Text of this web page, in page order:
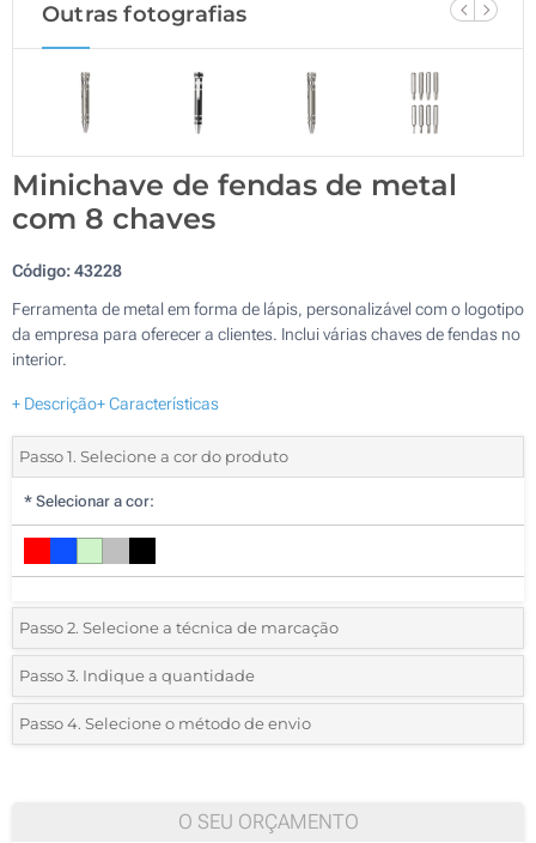
Outras fotografias
Minichave de fendas de metal
com 8 chaves
Código:43228
Ferramenta de metal em forma de lápis, personalizável com o logotipo
da empresa para oferecer a clientes. Inclui várias chaves de fendas no
interior.
+ Descrição+ Características
Passo 1. Selecione a cor do produto
* Selecionar a cor:
Passo 2. Selecione a técnica de marcação
*Selecione o tipo de marcação e as cores do logotipo:
1 Cor (No corpo)
Passo 3. Indique a quantidade
*Quantidade mínima:25
Passo 4. Selecione o método de envio
O SEU ORÇAMENTO